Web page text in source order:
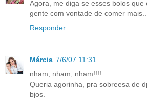
Agora, me diga se esses bolos que
gente com vontade de comer mais...
Responder
Márcia 7/6/07 11:31
nham, nham, nham!!!!
Queria agorinha, pra sobreesa de
bjos.